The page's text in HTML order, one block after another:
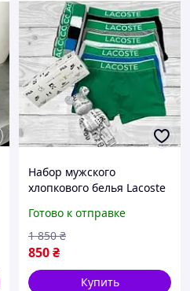
Набор мужского
хлопкового белья Lacoste
коробке EXZ0
Готово к отправке
850₴
1 850 ₴
Купить